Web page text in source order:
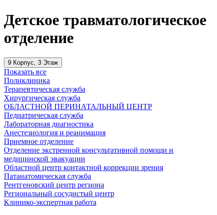
Детское травматологическое
отделение
9 Корпус, 3 Этаж
Показать все
Поликлиника
Терапевтическая служба
Хирургическая служба
ОБЛАСТНОЙ ПЕРИНАТАЛЬНЫЙ ЦЕНТР
Педиатрическая служба
Лабораторная диагностика
Анестезиология и реанимация
Приемное отделение
Отделение экстренной консультативной помощи и
медицинской эвакуации
Областной центр контактной коррекции зрения
Патанатомическая служба
Рентгеновский центр региона
Региональный сосудистый центр
Клинико-экспертная работа